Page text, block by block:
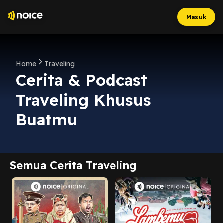
Masuk
Home Traveling
Cerita & Podcast
Traveling Khusus
Buatmu
Semua Cerita Traveling